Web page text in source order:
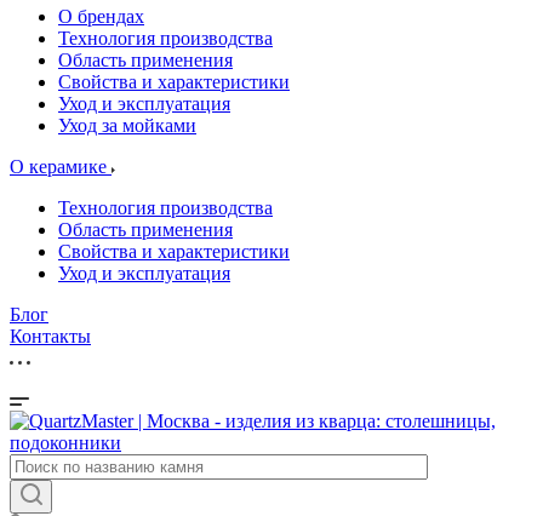
О брендах
Технология производства
Область применения
Свойства и характеристики
Уход и эксплуатация
Уход за мойками
О керамике
Технология производства
Область применения
Свойства и характеристики
Уход и эксплуатация
Блог
Контакты